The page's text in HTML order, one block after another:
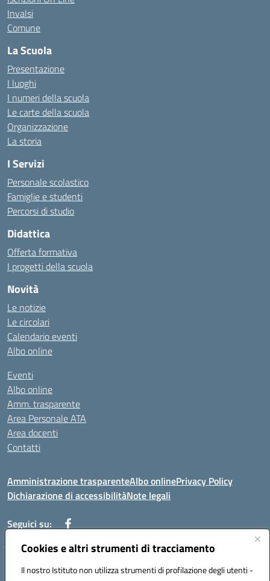
Cookies e altri strumenti di tracciamento
Il nostro Istituto non utilizza strumenti di profilazione degli utenti -
Invalsi
Comune
La Scuola
Presentazione
I luoghi
I numeri della scuola
Le carte della scuola
Organizzazione
La storia
I Servizi
Personale scolastico
Famiglie e studenti
Percorsi di studio
Didattica
Offerta formativa
I progetti della scuola
Novità
Le notizie
Le circolari
Calendario eventi
Albo online
Eventi
Albo online
Amm. trasparente
Area Personale ATA
Area docenti
Contatti
Amministrazione trasparenteAlbo onlinePrivacy Policy
Dichiarazione di accessibilitàNote legali
Seguici su:
Indirizzo: VIA BRECCIAME, 46 - 81024 MADDALONI (CE)
Mail: CEIC8AU001@istruzione.it - Pec: CEIC8AU001@pec.istruzione.it -